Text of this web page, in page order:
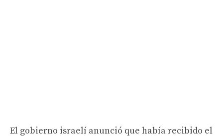
El gobierno israelí anunció que había recibido el